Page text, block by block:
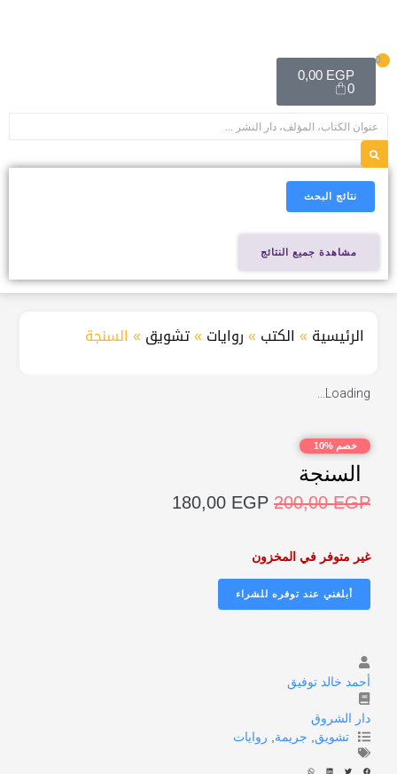
0
0,00 EGP
0
نتائج البحث
مشاهدة جميع النتائج
الرئيسية » الكتب »روايات »تشويق » السنجة
Loading...
خصم %10
السنجة
200,00EGP
180,00 EGP
غير متوفر في المخزون
أحمد خالد توفيق
دار الشروق
تشويق
جريمة روايات